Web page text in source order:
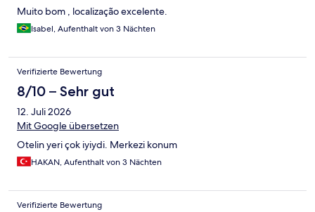
Muito bom , localização excelente.
Isabel, Aufenthalt von 3 Nächten
Verifizierte Bewertung
8/10 – Sehr gut
12. Juli 2026
Mit Google übersetzen
Otelin yeri çok iyiydi. Merkezi konum
HAKAN, Aufenthalt von 3 Nächten
Verifizierte Bewertung